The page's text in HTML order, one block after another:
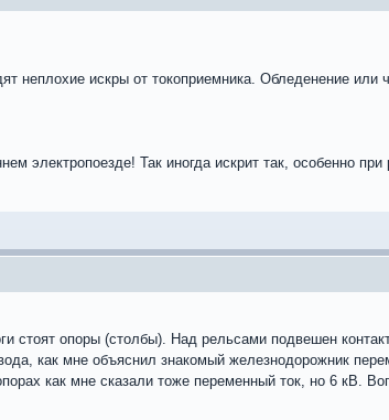
неплохие искры от токоприемника. Обледенение или
электропоезде! Так иногда искрит так, особенно
стоят опоры (столбы). Над рельсами подвешен
как мне объяснил знакомый железнодорожник
как мне сказали тоже переменный ток, но 6 кВ.